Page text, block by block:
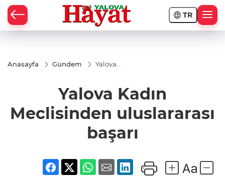
TR
Anasayfa Gündem
Yalova
uluslararası
başarı
Yalova Kadın
Meclisinden uluslararası
başarı